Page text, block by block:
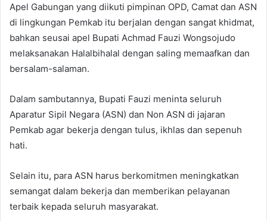
Apel Gabungan yang diikuti pimpinan OPD, Camat dan ASN
di lingkungan Pemkab itu berjalan dengan sangat khidmat,
bahkan seusai apel Bupati Achmad Fauzi Wongsojudo
melaksanakan Halalbihalal dengan saling memaafkan dan
bersalam-salaman.
Dalam sambutannya, Bupati Fauzi meninta seluruh
Aparatur Sipil Negara (ASN) dan Non ASN di jajaran
Pemkab agar bekerja dengan tulus, ikhlas dan sepenuh
hati.
Selain itu, para ASN harus berkomitmen meningkatkan
semangat dalam bekerja dan memberikan pelayanan
terbaik kepada seluruh masyarakat.